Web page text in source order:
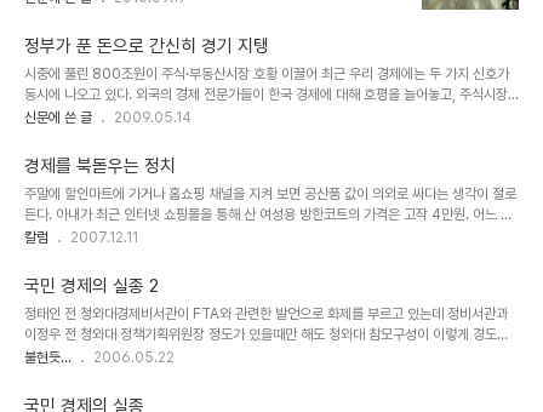
불’은 꺼진 셈이다. 2년이 지난 지금 ..
을 잇는 노선에서 인명사고가 많다”며 “금융위기 이후 더 늘어난 것 같
다”고 말했다. 도쿄 시내 중심가의 지하통로에는 70대로 보이는 노숙
인이 섭씨 30도가 넘는 온도에도 아랑곳하지 않은 채 통로바닥에 누
워있는 모습도 눈에 띄었다. 도쿄 인근 사이타마의 빈곤지원단체인 호
토포토의 후지타 다카노리 대표이사(28)는 “금융위기 이후 네트카페
다. 이 단체의 상담건수는 20..
정부가 푼 돈으로 간신히 경기 지탱
시중에 풀린 800조원이 주식·부동산시장 호황 이끌어 최근 우리 경제에는 두 가지 신호가
동시에 나오고 있다. 외국의 경제 전문가들이 한국 경제에 대해 호평을 늘어놓고, 주식시장
도 과열이 우려될 정도로 상승세를 보이고 있다. 반면 4월 실업자 수가 100만 명이 넘어갈
더블딥(Double dip)이 나타날 것이라는 우려도 나온다. 경제에 대한 신호가 이처럼 혼재
한 것처럼 보이지만 둘 다 한국 경제의 실제 모습이다. ‘동전의 양면’ 혹은 ‘야누스의 얼굴’을
떠올리게 하는 이 현상의 근저에는 ‘지나치게 많이 풀린 돈’이 자리잡고 있다. 한국 경제의 체
력은 좋은가 한 나라의 경제 상태를 가장 정확하게 반영하는 것은 환율이..
신문에 쓴 글 2009.05.14
경제를 북돋우는 정치
주말에 할인마트에 가거나 홈쇼핑 채널을 지켜 보면 공산품 값이 의외로 싸다는 생각이 절로
든다. 아내가 최근 인터넷 쇼핑몰을 통해 산 여성용 방한코트의 가격은 고작 4만원. 어느 브
랜드의 어떤 소재를 썼느냐가 중요하겠지만 디자인도 그런 대로 갖췄고 한겨울을 날 수 있을
넷에서 구입했다. 이 역시 저렴한데다 상품자체의 ‘사용가치’에 적합한 구색을 갖췄다. 물론
사교육비와 집값 등을 포함해 세세하게 따져본다면 지표물가와 체감물가는 차이를 보이겠지
만 어쨌건 1980년대 이후 물가는 대체로 안정세를 보여 왔다. 본관로비 중앙에 ‘물가안정’
글씨를 새겨둔 한국은행의 물가안정 목표치는 2.5~3.5%인데 2000년대 들어 이 범..
칼럼 2007.12.11
국민 경제의 실종 2
정태인 전 청와대경제비서관이 FTA와 관련한 발언으로 화제를 부르고 있는데 정비서관과
이정우 전 청와대 정책기획위원장 정도가 있을때만 해도 청와대 참모구성이 이렇게 경도돼
있진 않았다고 한다. 정비서관과 이정우 위원장이 날라간 이후 재경부 출신들과 미국 변호사
육,의료도 다 개방해야 경쟁력을 갖출 수 있다고 한다. 물론 부분적으로는 옳다. 그러나 개방
불현듯... 2006.05.22
국민 경제의 실종